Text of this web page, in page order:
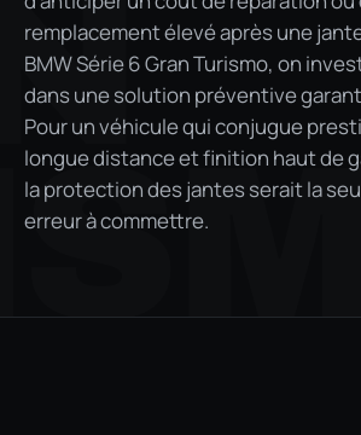
remplacement élevé après une
BMW Série 6 Gran Turismo, on
dans une solution préventive
Pour un véhicule qui conjugue
longue distance et finition haut de
la protection des jantes serait la
erreur à commettre.